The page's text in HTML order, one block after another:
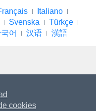
Italiano
Svenska
Türkçe
어 汉语 漢語
cookies